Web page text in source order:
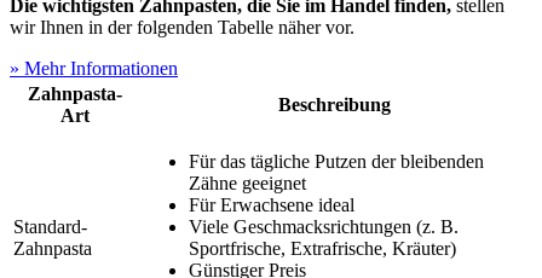
Die wichtigsten Zahnpasten, die Sie im Handel finden, stellen
wir Ihnen in der folgenden Tabelle näher vor.
» Mehr Informationen
Zahnpasta-
Art
Beschreibung
Standard-
Zahnpasta
Für das tägliche Putzen der bleibenden
Zähne geeignet
Für Erwachsene ideal
Viele Geschmacksrichtungen (z. B.
Sportfrische, Extrafrische, Kräuter)
Günstiger Preis